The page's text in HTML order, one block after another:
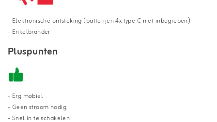
- Elektronische ontsteking (batterijen 4x type C niet inbegrepen)
- Enkelbrander
Pluspunten
- Erg mobiel
- Geen stroom nodig
- Snel in te schakelen